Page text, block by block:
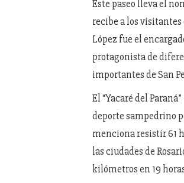
Este paseo lleva el
recibe a los
López fue el
protagonista de
importantes de San
El “Yacaré del
deporte sampedrino
menciona resistir 61
las ciudades de
kilómetros en 19